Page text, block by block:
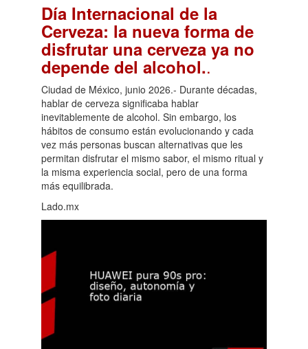
Día Internacional de la
Cerveza: la nueva forma de
disfrutar una cerveza ya no
depende del alcohol..
Ciudad de México, junio 2026.- Durante décadas,
hablar de cerveza significaba hablar
inevitablemente de alcohol. Sin embargo, los
hábitos de consumo están evolucionando y cada
vez más personas buscan alternativas que les
permitan disfrutar el mismo sabor, el mismo ritual y
la misma experiencia social, pero de una forma
más equilibrada.
Lado.mx